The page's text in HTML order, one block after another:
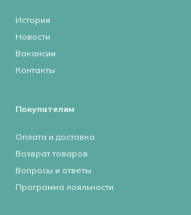
История
Новости
Вакансии
Контакты
Покупателям
Оплата и доставка
Возврат товаров
Вопросы и ответы
Программа лояльности